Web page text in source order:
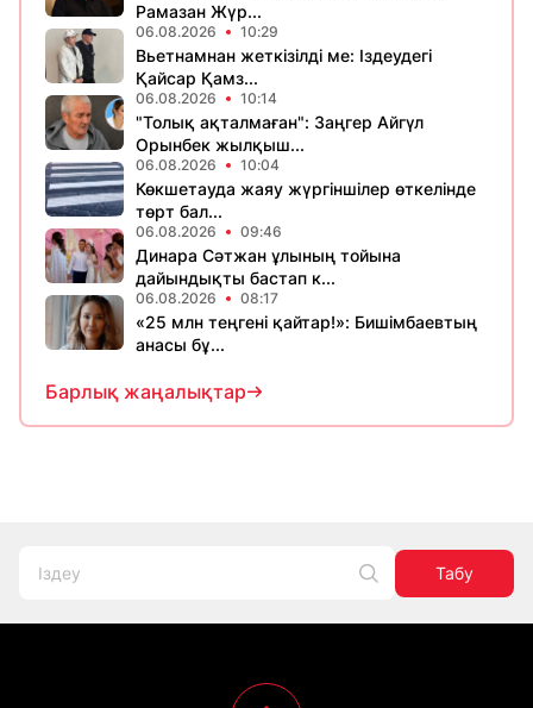
Рамазан Жүр...
06.08.2026 10:29
Вьетнамнан жеткізілді ме: Іздеудегі
Қайсар Қамз...
06.08.2026 10:14
"Толық ақталмаған": Заңгер Айгүл
Орынбек жылқыш...
06.08.2026 10:04
Көкшетауда жаяу жүргіншілер өткелінде
төрт бал...
06.08.2026 09:46
Динара Сәтжан ұлының тойына
дайындықты бастап к...
06.08.2026 08:17
«25 млн теңгені қайтар!»: Бишімбаевтың
анасы бұ...
Барлық жаңалықтар
Табу